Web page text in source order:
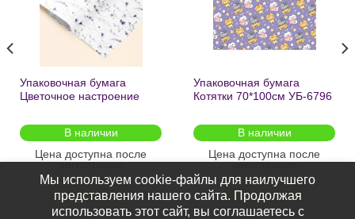
Упаковочная бумага
Цветочное настроение
2шт/
В наличии
Цена доступна после
регистрации
Упаковочная бумага
Котятки 70*100см УБ-6796
В наличии
Цена доступна после
регистрации
ПОДРОБНЕЕ
Мы используем cookie-файлы для наилучшего
представления нашего сайта. Продолжая
использовать этот сайт, вы соглашаетесь с